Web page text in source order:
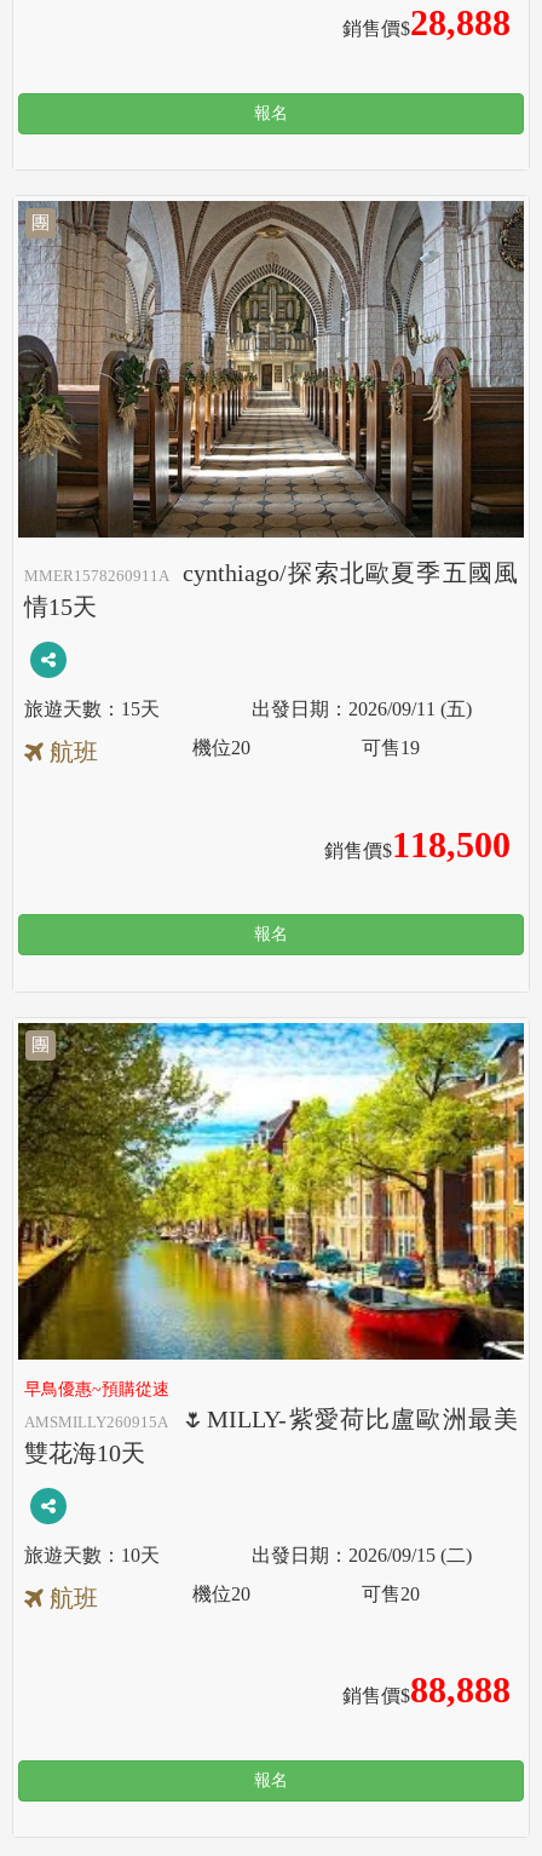
銷售價$28,888
報名
團
MMER1578260911A
cynthiago/探索北歐夏季五國風
情15天
15天 2026/09/11 (五)
航班
銷售價$118,500
機位20 可售19
報名
團
早鳥優惠~預購從速
AMSMILLY260915A
🌷MILLY-紫愛荷比盧歐洲最美
雙花海10天
10天 2026/09/15 (二)
航班
銷售價$88,888
機位20 可售20
報名